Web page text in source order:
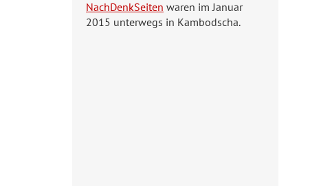
NachDenkSeiten waren im Januar
2015 unterwegs in Kambodscha.